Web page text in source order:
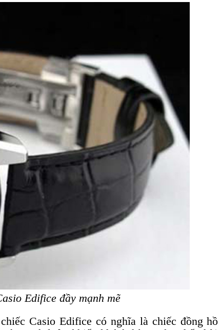
Edifice đầy mạnh mẽ
Casio Edifice có nghĩa là chiếc đồng